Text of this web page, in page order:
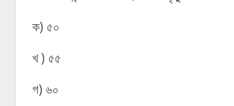
ক) ৫০
খ ) ৫৫
গ) ৬০